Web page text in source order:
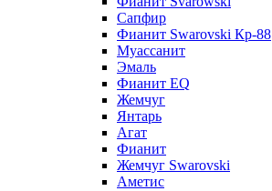
Сапфир
Фианит Swarovski Кр-88
Муассанит
Эмаль
Фианит EQ
Жемчуг
Янтарь
Агат
Фианит
Жемчуг Swarovski
Аметис